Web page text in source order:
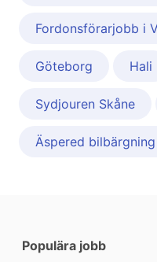
Fordonsförarjobb i
Göteborg Hali
Sydjouren Skåne
Äspered bilbärgning
Populära jobb